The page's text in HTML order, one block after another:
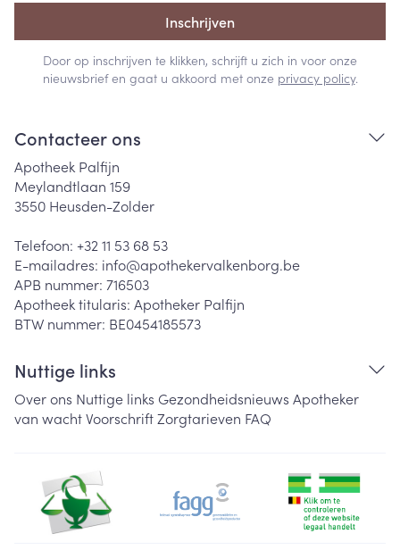
Inschrijven
Door op inschrijven te klikken, schrijft u zich in voor onze
nieuwsbrief en gaat u akkoord met onze privacy policy.
Contacteer ons
Apotheek Palfijn
Meylandtlaan 159
3550 Heusden-Zolder
Telefoon: +32 11 53 68 53
E-mailadres: info@apothekervalkenborg.be
APB nummer: 716503
Apotheek titularis: Apotheker Palfijn
BTW nummer: BE0454185573
Nuttige links
Over ons Nuttige links Gezondheidsnieuws Apotheker
van wachtVoorschriftZorgtarieven FAQ